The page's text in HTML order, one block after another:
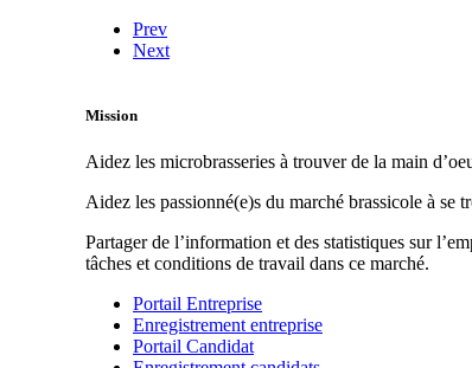
Prev
Next
Mission
Aidez les microbrasseries à trouver de la main
Aidez les passionné(e)s du marché brassicole à se
Partager de l’information et des statistiques sur
tâches et conditions de travail dans ce marché.
Portail Entreprise
Enregistrement entreprise
Portail Candidat